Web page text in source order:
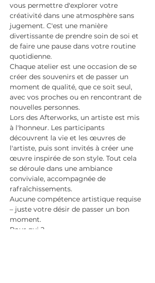
vous permettre d'explorer votre
créativité dans une atmosphère sans
jugement. C'est une manière
divertissante de prendre soin de soi et
de faire une pause dans votre routine
quotidienne.
Chaque atelier est une occasion de se
créer des souvenirs et de passer un
moment de qualité, que ce soit seul,
avec vos proches ou en rencontrant de
nouvelles personnes.
Lors des Afterworks, un artiste est mis
à l'honneur. Les participants
découvrent la vie et les œuvres de
l'artiste, puis sont invités à créer une
œuvre inspirée de son style. Tout cela
se déroule dans une ambiance
conviviale, accompagnée de
rafraîchissements.
Aucune compétence artistique requise
– juste votre désir de passer un bon
moment.
Pour qui ?